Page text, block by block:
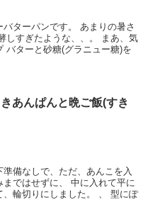
ターパンです。 あまりの暑さ
しすぎたような、、。 まあ、気
バターと砂糖(グラニュー糖)を
あんぱんと晩ご飯(すき
備なしで、ただ、あんこを入
ではせずに、 中に入れて平に
輪切りにしました。 、 型にぽ